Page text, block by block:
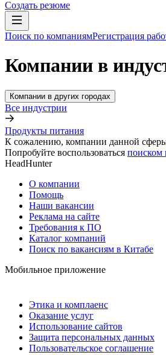
Создать резюме
Поиск по компаниямРегистрация
Компании в
Компании в других городах
Все индустрии
Продукты питания
К сожалению, компании данной
Попробуйте воспользоваться поиском
HeadHunter
О компании
Помощь
Наши вакансии
Реклама на сайте
Требования к ПО
Каталог компаний
Поиск по вакансиям в Китабе
Мобильное приложение
Этика и комплаенс
Оказание услуг
Использование сайтов
Защита персональных данных
Пользовательское соглашение